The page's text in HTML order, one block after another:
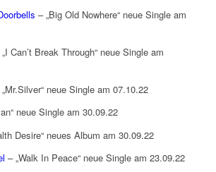
– „Big Old Nowhere“ neue Single am
Can’t Break Through“ neue Single am
neue Single am 07.10.22
neue Single am 30.09.22
Desire“ neues Album am 30.09.22
– „Walk In Peace“ neue Single am 23.09.22